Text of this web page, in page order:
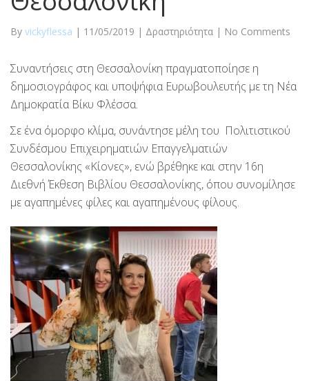
By vickyflessa | 11/05/2019 | Δραστηριότητα | No Comments
Συναντήσεις στη Θεσσαλονίκη πραγματοποίησε η
δημοσιογράφος και υποψήφια Ευρωβουλευτής με τη Νέα
Δημοκρατία Βίκυ Φλέσσα.
Σε ένα όμορφο κλίμα, συνάντησε μέλη του Πολιτιστικού
Συνδέσμου Επιχειρηματιών Επαγγελματιών
Θεσσαλονίκης «Κίονες», ενώ βρέθηκε και στην 16η
Διεθνή Έκθεση Βιβλίου Θεσσαλονίκης, όπου συνομίλησε
με αγαπημένες φίλες και αγαπημένους φίλους.